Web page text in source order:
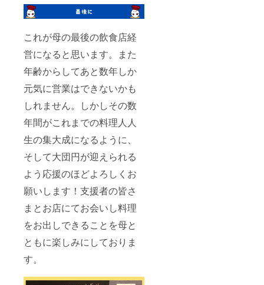
これが母の最後の飲食店経
営になると思います。また
年齢からしてあと数年しか
元気に営業はできないかも
しれません。しかしその数
年間がこれまでの料理人人
生の集大成になるように、
そして大団円が迎えられる
よう応援のほどよろしくお
願いします！支援者の皆さ
まとお店にてお会いし料理
をお出しできることを母と
ともに楽しみにしておりま
す。